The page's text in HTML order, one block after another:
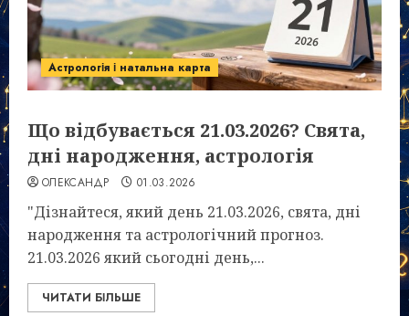
Астрологія і натальна карта
Що відбувається 21.03.2026? Свята,
дні народження, астрологія
ОЛЕКСАНДР 01.03.2026
"Дізнайтеся, який день 21.03.2026, свята, дні
народження та астрологічний прогноз.
21.03.2026 який сьогодні день,...
ЧИТАТИ БІЛЬШЕ